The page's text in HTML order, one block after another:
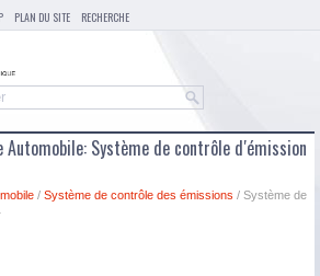
PLAN DU SITE RECHERCHE
Automobile: Système de contrôle d′émission
/ Système de contrôle des émissions / Système de